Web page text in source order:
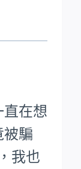
直在想
被騙
我也